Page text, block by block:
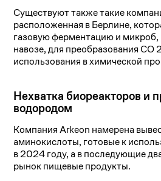
Существуют также такие
расположенная в Берлине,
газовую ферментацию и
навозе, для преобразования CO
использования в химической
Нехватка биореакторов и
водородом
Компания Arkeon намерена
аминокислоты, готовые к
в 2024 году, а в последующие
рынок пищевые продукты.